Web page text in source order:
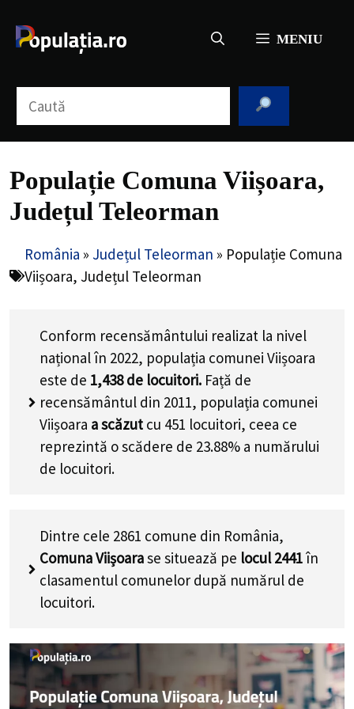
conținut
MENIU
Populație Comuna Viișoara,
Județul Teleorman
România » Județul Teleorman » Populație Comuna
Viișoara, Județul Teleorman
Conform recensământului realizat la nivel
național în 2022, populația comunei Viișoara
este de 1,438de locuitori. Față de
recensământul din 2011, populația comunei
Viișoara a scăzut cu 451 locuitori, ceea ce
reprezintă o scădere de 23.88% a numărului
de locuitori.
Dintre cele 2861 comune din România,
Comuna Viișoarase situează pe locul 2441în
clasamentul comunelor după numărul de
locuitori.